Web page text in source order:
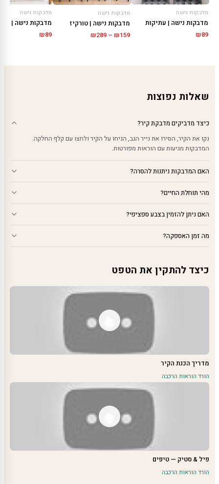
מדבקות נישה
מדבקות נישה | עתיקות
₪89
מדבקות נישה
מדבקות נישה | טורקיז
₪159
–
₪289
מדבקות נישה
מדבקות נישה |
₪89
שאלות נפוצות
כיצד מדביקים מדבקת קיר?
נקו את הקיר, הסירו את נייר הגב, הניחו על הקיר ולחצו עם קלף החלקה.
המדבקות מגיעות עם הוראות מפורטות.
האם המדבקות ניתנות להסרה?
מהי תוחלת החיים?
האם ניתן להזמין בצבע ספציפי?
מה זמן האספקה?
כיצד להתקין את הטפט
מדריך הכנת הקיר
הורד הוראות הרכבה
פיל & סטיק — טיפים
הורד הוראות הרכבה